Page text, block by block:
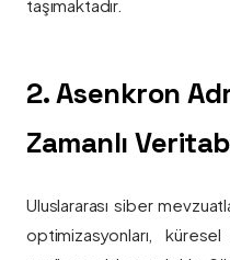
taşımaktadır.
2. Asenkron
Zamanlı
Uluslararası siber
optimizasyonları,